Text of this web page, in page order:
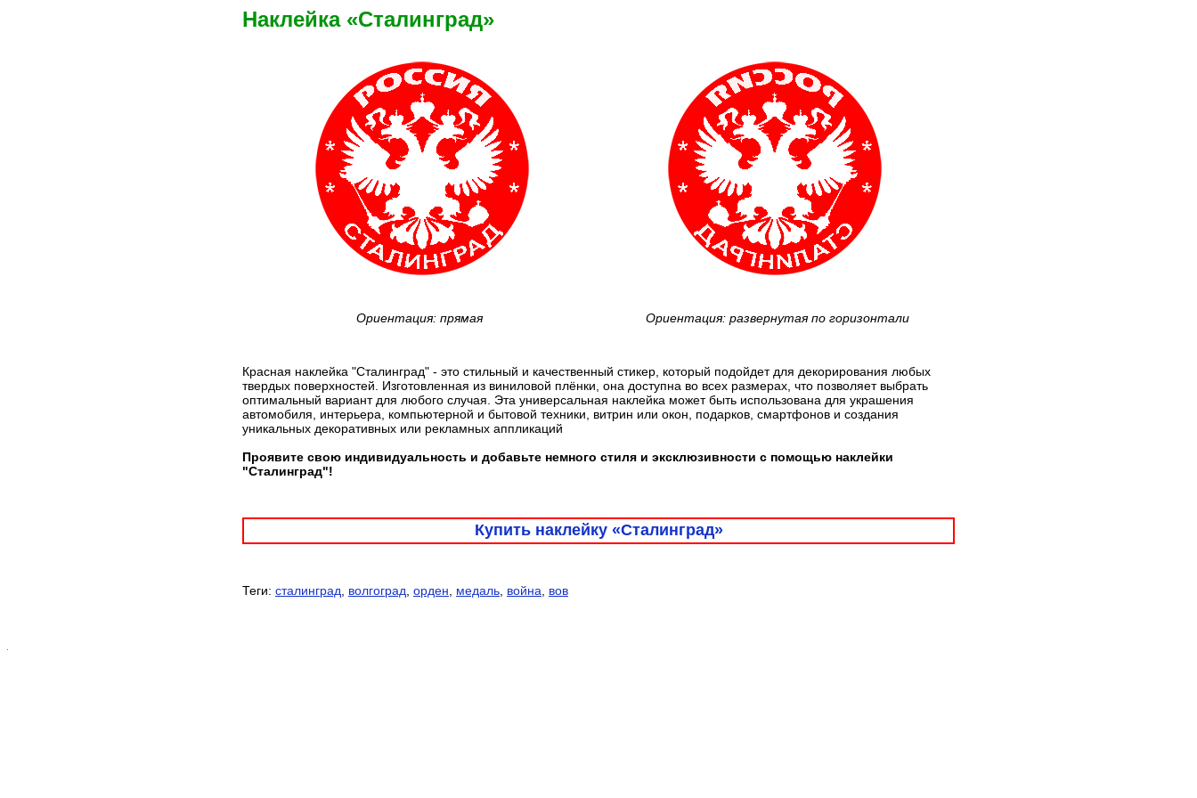
Наклейка «Сталинград»
Ориентация: прямая Ориентация: развернутая по горизонтали
Красная наклейка "Сталинград" - это стильный и качественный стикер, который подойдет для декорирования любых
твердых поверхностей. Изготовленная из виниловой плёнки, она доступна во всех размерах, что позволяет выбрать
оптимальный вариант для любого случая. Эта универсальная наклейка может быть использована для украшения
автомобиля, интерьера, компьютерной и бытовой техники, витрин или окон, подарков, смартфонов и создания
уникальных декоративных или рекламных аппликаций
Проявите свою индивидуальность и добавьте немного стиля и эксклюзивности с помощью наклейки
"Сталинград"!
Купить наклейку «Сталинград»
Теги: сталинград, волгоград, орден, медаль, война, вов